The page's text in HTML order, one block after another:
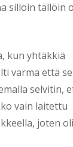
silloin tällöin
kun yhtäkkiä
varma että
selvitin,
vain laitettu
joten